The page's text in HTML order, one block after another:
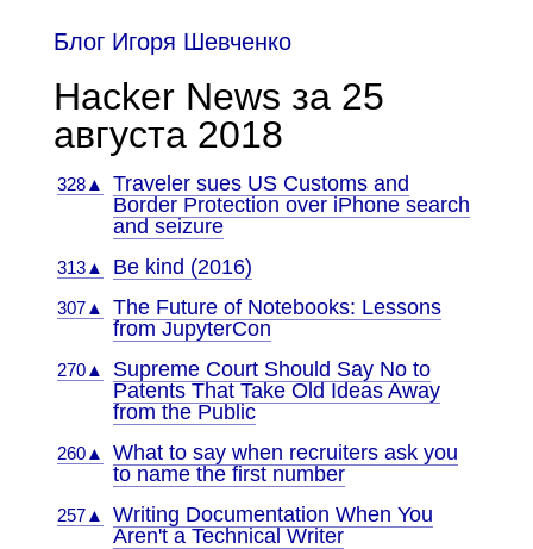
Блог Игоря Шевченко
Hacker News за 25
августа 2018
328▲
Traveler sues US Customs and
Border Protection over iPhone search
and seizure
313▲ Be kind (2016)
307▲
The Future of Notebooks: Lessons
from JupyterCon
270▲
Supreme Court Should Say No to
Patents That Take Old Ideas Away
from the Public
260▲
What to say when recruiters ask you
to name the first number
257▲
Writing Documentation When You
Aren't a Technical Writer